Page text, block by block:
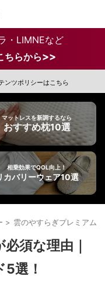
・LIMNEなど
ちらから>>
ンツポリシーはこちら
マットレスを新調するなら
おすすめ枕10選
相乗効果でQOL向上！
カバリーウェア10選
> 雲のやすらぎプレミアム
須な理由｜
選！